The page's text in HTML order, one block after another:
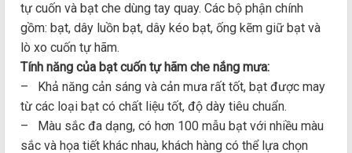
tự cuốn và bạt che dùng tay quay. Các bộ phận chính
gồm: bạt, dây luồn bạt, dây kéo bạt, ống kẽm giữ bạt và
lò xo cuốn tự hãm.
Tính năng của bạt cuốn tự hãm che nắng mưa:
– Khả năng cản sáng và cản mưa rất tốt, bạt được may
từ các loại bạt có chất liệu tốt, độ dày tiêu chuẩn.
– Màu sắc đa dạng, có hơn 100 mẫu bạt với nhiều màu
sắc và họa tiết khác nhau, khách hàng có thể lựa chọn